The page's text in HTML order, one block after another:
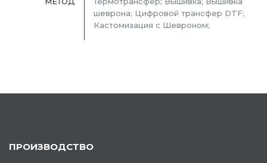
шеврона; Цифровой трансфер DTF;
Кастомизация с Шевроном;
ПРОИЗВОДСТВО